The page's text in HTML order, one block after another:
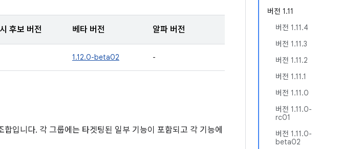
버전 1.11
버전 1.11.4
버전 1.11.3
버전 1.11.2
버전 1.11.1
버전 1.11.0
버전 1.11.0-
rc01
버전 1.11.0-
beta02
후보 버전 베타 버전 알파 버전
1.12.0-beta02 -
입니다. 각 그룹에는 타겟팅된 일부 기능이 포함되고 각 기능에